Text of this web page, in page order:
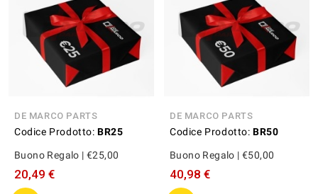
DE MARCO PARTS
Codice Prodotto: BR25
Buono Regalo | €25,00
20,49 €
DE MARCO PARTS
Codice Prodotto: BR50
Buono Regalo | €50,00
40,98 €